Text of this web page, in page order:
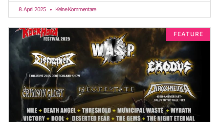
8. April 2025 Keine Kommentare
FEATURE